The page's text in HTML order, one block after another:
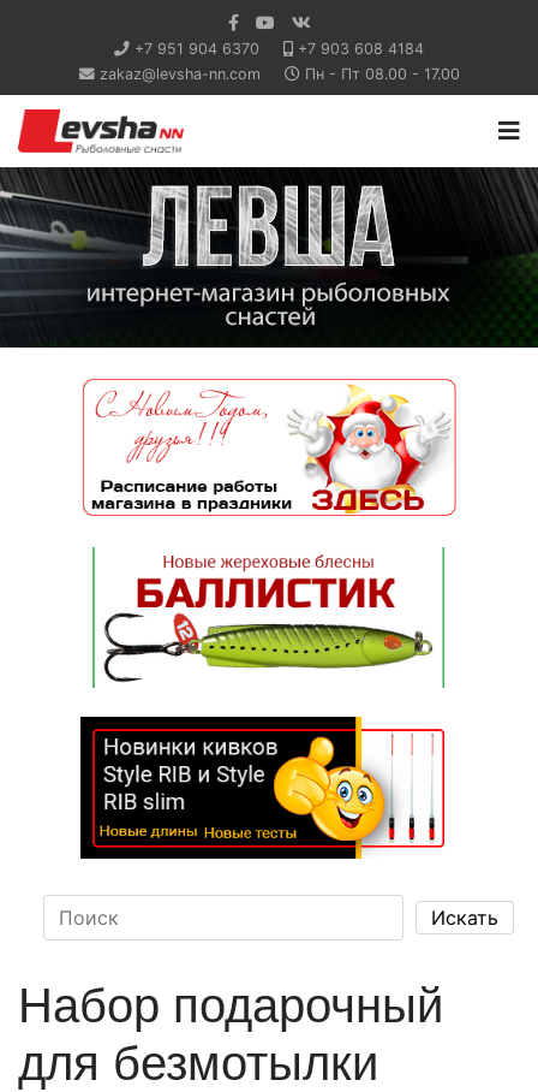
+7 951 904 6370
+7 903 608 4184
zakaz@levsha-nn.com
Пн - Пт 08.00 - 17.00
Набор подарочный
для безмотылки